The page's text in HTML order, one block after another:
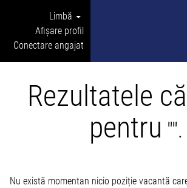
Limbă
Afișare profil
Conectare angajat
Rezultatele
pentru "".
Nu există momentan nicio poziție vacantă